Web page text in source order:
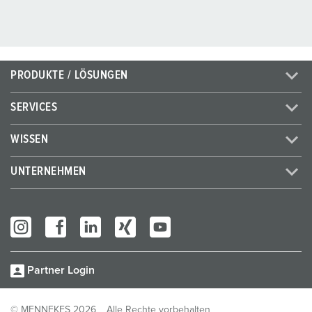
PRODUKTE / LÖSUNGEN
SERVICES
WISSEN
UNTERNEHMEN
Partner Login